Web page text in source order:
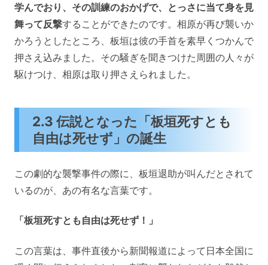
学んでおり、その訓練のおかげで、とっさに当て身を見
舞って反撃することができたのです。相原が再び襲いか
かろうとしたところ、板垣は彼の手首を素早くつかんで
押さえ込みました。その騒ぎを聞きつけた周囲の人々が
駆けつけ、相原は取り押さえられました。
2.3 伝説となった「板垣死すとも
自由は死せず」の誕生
この劇的な襲撃事件の際に、板垣退助が叫んだとされて
いるのが、あの有名な言葉です。
「板垣死すとも自由は死せず！」
この言葉は、事件直後から新聞報道によって日本全国に